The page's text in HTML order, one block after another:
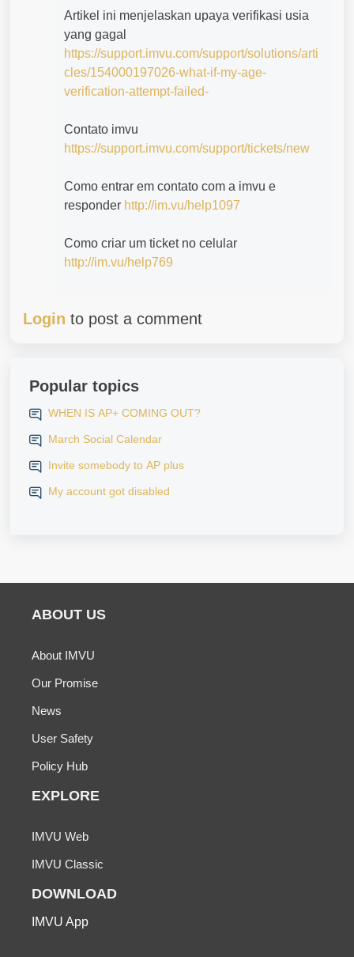
Artikel ini menjelaskan upaya verifikasi usia
yang gagal
https://support.imvu.com/support/solutions/arti
cles/154000197026-what-if-my-age-
verification-attempt-failed-
Contato imvu
https://support.imvu.com/support/tickets/new
Como entrar em contato com a imvu e
responder http://im.vu/help1097
Como criar um ticket no celular
http://im.vu/help769
Login to post a comment
Popular topics
WHEN IS AP+ COMING OUT?
March Social Calendar
Invite somebody to AP plus
My account got disabled
ABOUT US
About IMVU
Our Promise
News
User Safety
Policy Hub
EXPLORE
IMVU Web
IMVU Classic
DOWNLOAD
IMVU App